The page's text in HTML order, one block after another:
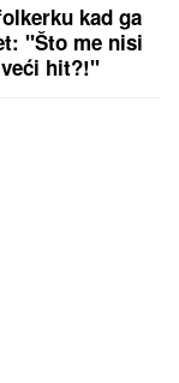
kad ga
"Što me nisi
hit?!"